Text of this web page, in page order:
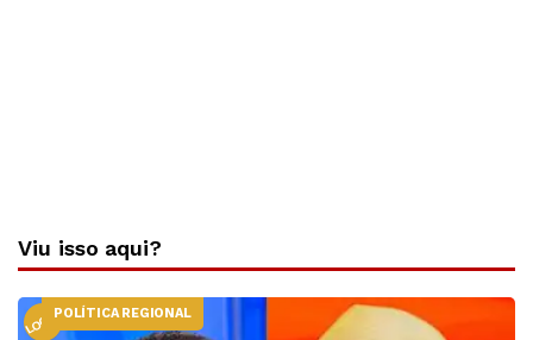
Viu isso aqui?
LOCALPOLÍTICA REGIONAL